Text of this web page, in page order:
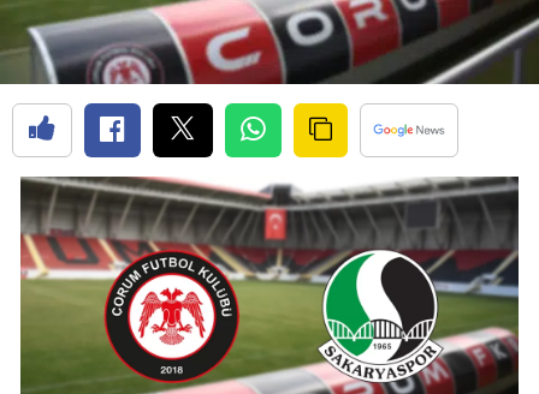
Bolu
Burdur
Bursa
Çanakkale
Çankırı
Çorum
Denizli
Diyarbakır